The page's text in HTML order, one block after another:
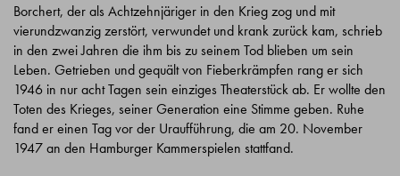
Borchert, der als Achtzehnjäriger in den Krieg zog und mit
vierundzwanzig zerstört, verwundet und krank zurück kam, schrieb
in den zwei Jahren die ihm bis zu seinem Tod blieben um sein
Leben. Getrieben und gequält von Fieberkrämpfen rang er sich
1946 in nur acht Tagen sein einziges Theaterstück ab. Er wollte den
Toten des Krieges, seiner Generation eine Stimme geben. Ruhe
fand er einen Tag vor der Uraufführung, die am 20. November
1947 an den Hamburger Kammerspielen stattfand.